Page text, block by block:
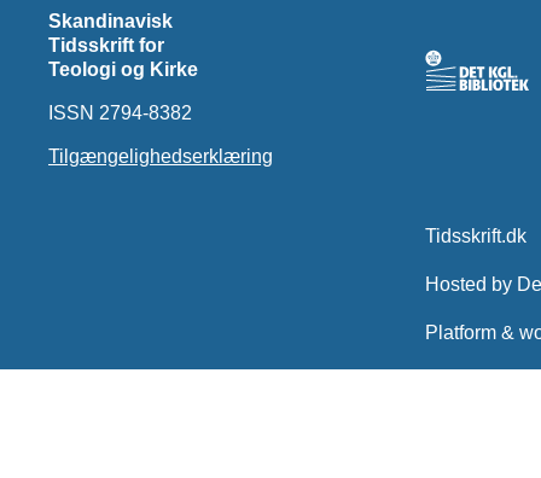
Skandinavisk
Tidsskrift for
Teologi og Kirke
ISSN 2794-8382
Tilgængelighedserklæring